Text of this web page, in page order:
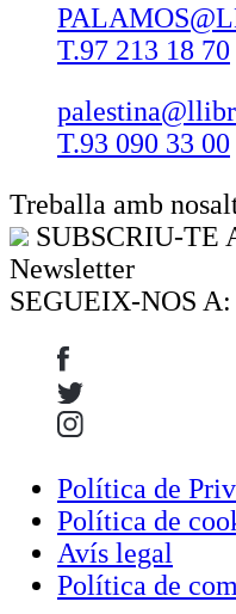
T.97 213 18 70
T.93 090 33 00
Treballa amb
SUBSCRIU-TE
Newsletter
SEGUEIX-NOS A:
Política de
Política de
Avís legal
Política de